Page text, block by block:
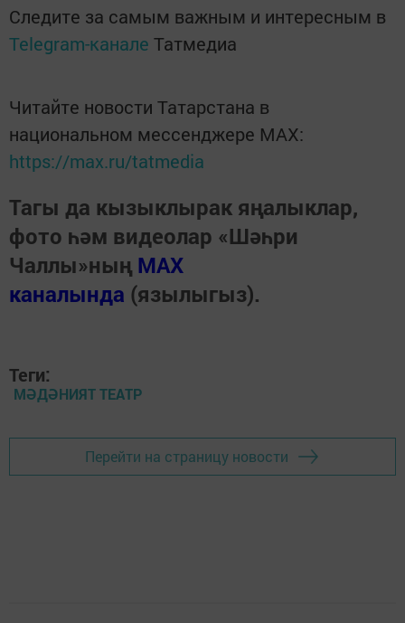
Следите за самым важным и интересным в
Telegram-канале Татмедиа
Читайте новости Татарстана в
национальном мессенджере MАХ:
https://max.ru/tatmedia
Тагы да кызыклырак яңалыклар,
фото һәм видеолар «Шәһри
Чаллы»ның MAX
каналында (язылыгыз).
Теги:
МӘДӘНИЯТ ТЕАТР
Перейти на страницу новости